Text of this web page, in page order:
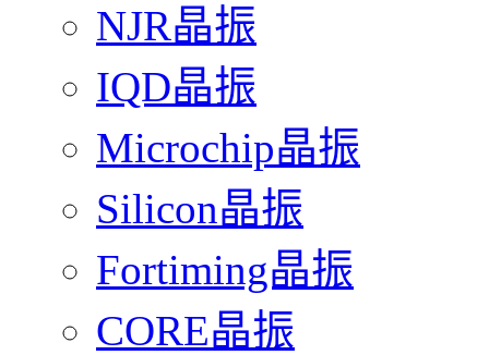
NJR晶振
IQD晶振
Microchip晶振
Silicon晶振
Fortiming晶振
CORE晶振